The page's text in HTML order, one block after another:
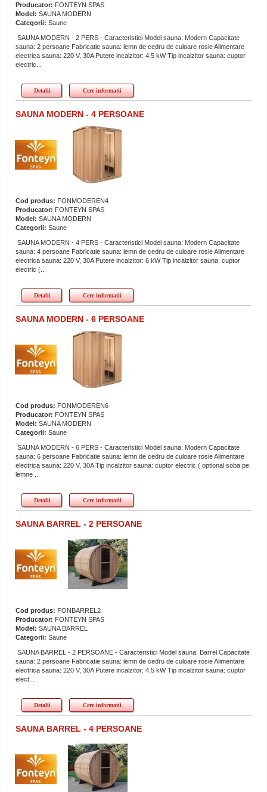
Producator: FONTEYN SPAS
Model: SAUNA MODERN
Categorii: Saune
SAUNA MODERN - 2 PERS - Caracteristici Model sauna: Modern Capacitate
sauna: 2 persoane Fabricatie sauna: lemn de cedru de culoare rosie Alimentare
electrica sauna: 220 V, 30A Putere incalzitor: 4.5 kW Tip incalzitor sauna: cuptor
electric...
Detalii Cere informatii
SAUNA MODERN - 4 PERSOANE
Cod produs: FONMODEREN4
Producator: FONTEYN SPAS
Model: SAUNA MODERN
Categorii: Saune
SAUNA MODERN - 4 PERS - Caracteristici Model sauna: Modern Capacitate
sauna: 4 persoane Fabricatie sauna: lemn de cedru de culoare rosie Alimentare
electrica sauna: 220 V, 30A Putere incalzitor: 6 kW Tip incalzitor sauna: cuptor
electric (...
Detalii Cere informatii
SAUNA MODERN - 6 PERSOANE
Cod produs: FONMODEREN6
Producator: FONTEYN SPAS
Model: SAUNA MODERN
Categorii: Saune
SAUNA MODERN - 6 PERS - Caracteristici Model sauna: Modern Capacitate
sauna: 6 persoane Fabricatie sauna: lemn de cedru de culoare rosie Alimentare
electrica sauna: 220 V, 30A Tip incalzitor sauna: cuptor electric ( optional soba pe
lemne ...
Detalii Cere informatii
SAUNA BARREL - 2 PERSOANE
Cod produs: FONBARREL2
Producator: FONTEYN SPAS
Model: SAUNA BARREL
Categorii: Saune
SAUNA BARREL - 2 PERSOANE - Caracteristici Model sauna: Barrel Capacitate
sauna: 2 persoane Fabricatie sauna: lemn de cedru de culoare rosie Alimentare
electrica sauna: 220 V, 30A Putere incalzitor: 4.5 kW Tip incalzitor sauna: cuptor
elect...
Detalii Cere informatii
SAUNA BARREL - 4 PERSOANE